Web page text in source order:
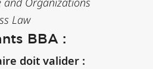
Law
BBA :
doit valider :